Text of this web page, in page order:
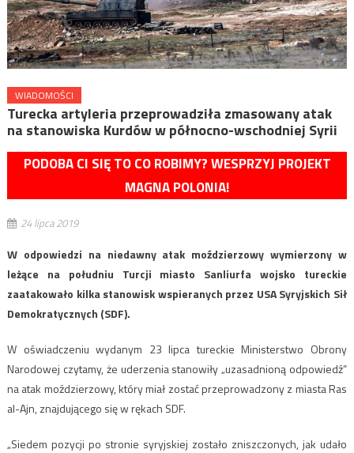
WIADOMOŚCI
Turecka artyleria przeprowadziła zmasowany atak
na stanowiska Kurdów w północno-wschodniej Syrii
PODOBA CI SIĘ TO CO ROBIMY? WESPRZYJ PROJEKT
MAGNA POLONIA!
24 lipca 2019
W odpowiedzi na niedawny atak moździerzowy wymierzony w
leżące na południu Turcji miasto Sanliurfa wojsko tureckie
zaatakowało kilka stanowisk wspieranych przez USA Syryjskich Sił
Demokratycznych (SDF).
W oświadczeniu wydanym 23 lipca tureckie Ministerstwo Obrony
Narodowej czytamy, że uderzenia stanowiły „uzasadnioną odpowiedź”
na atak moździerzowy, który miał zostać przeprowadzony z miasta Ras
al-Ajn, znajdującego się w rękach SDF.
„Siedem pozycji po stronie syryjskiej zostało zniszczonych, jak udało